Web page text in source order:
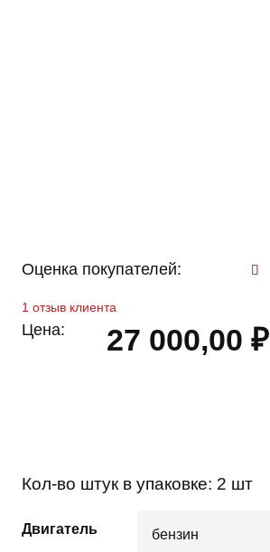
Оценка покупателей:
1 отзыв клиента
Цена: 27 000,00 ₽
Кол-во штук в упаковке: 2 шт
Двигатель